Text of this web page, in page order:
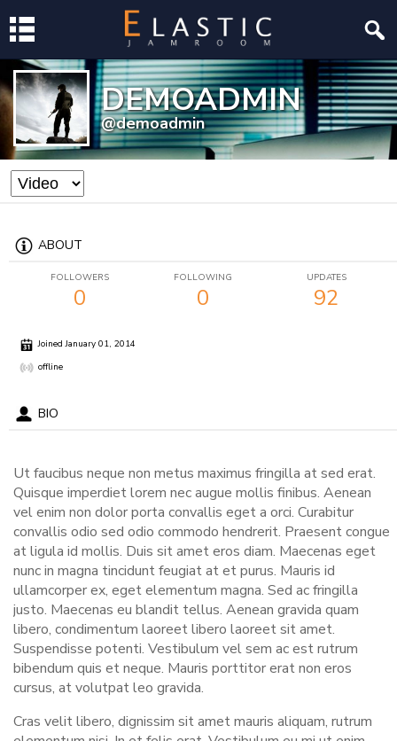
DEMOADMIN
@demoadmin
ABOUT
FOLLOWERS
0
FOLLOWING
0
UPDATES
92
Joined January 01, 2014
offline
BIO
Ut faucibus neque non metus maximus fringilla at sed erat.
Quisque imperdiet lorem nec augue mollis finibus. Aenean
vel enim non dolor porta convallis eget a orci. Curabitur
convallis odio sed odio commodo hendrerit. Praesent congue
at ligula id mollis. Duis sit amet eros diam. Maecenas eget
nunc in magna tincidunt feugiat at et purus. Mauris id
ullamcorper ex, eget elementum magna. Sed ac fringilla
justo. Maecenas eu blandit tellus. Aenean gravida quam
libero, condimentum laoreet libero laoreet sit amet.
Suspendisse potenti. Vestibulum vel sem ac est rutrum
bibendum quis et neque. Mauris porttitor erat non eros
cursus, at volutpat leo gravida.
Cras velit libero, dignissim sit amet mauris aliquam, rutrum